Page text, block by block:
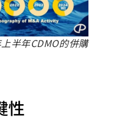
半年CDMO的併購
性